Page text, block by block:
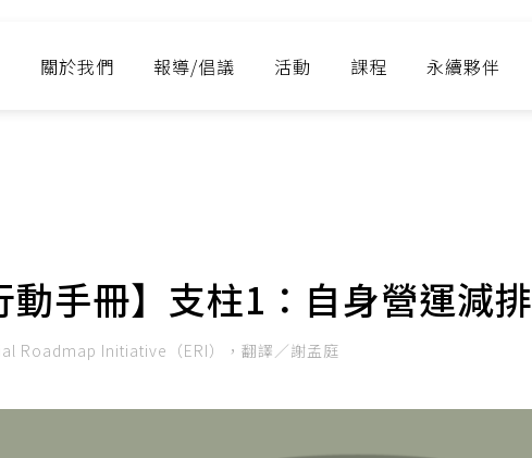
關於我們 報導/倡議 活動 課程 永續夥伴
動手冊】支柱1：自身營運減排
Roadmap Initiative（ERI），翻譯／謝孟庭